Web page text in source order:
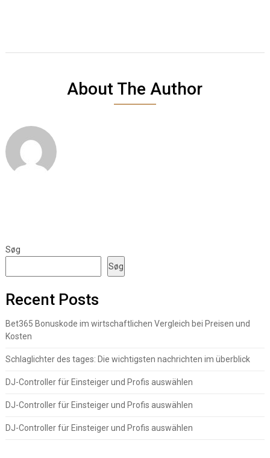
About The Author
Søg
Søg
Recent Posts
Bet365 Bonuskode im wirtschaftlichen Vergleich bei Preisen und
Kosten
Schlaglichter des tages: Die wichtigsten nachrichten im überblick
DJ-Controller für Einsteiger und Profis auswählen
DJ-Controller für Einsteiger und Profis auswählen
DJ-Controller für Einsteiger und Profis auswählen